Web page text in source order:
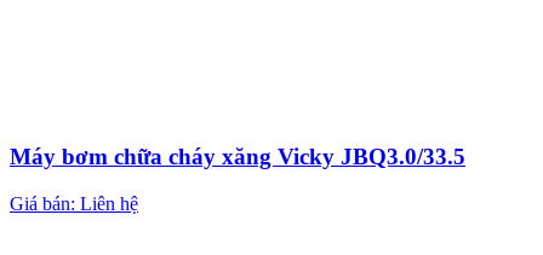
Máy bơm chữa cháy xăng Vicky JBQ3.0/33.5
Giá bán: Liên hệ